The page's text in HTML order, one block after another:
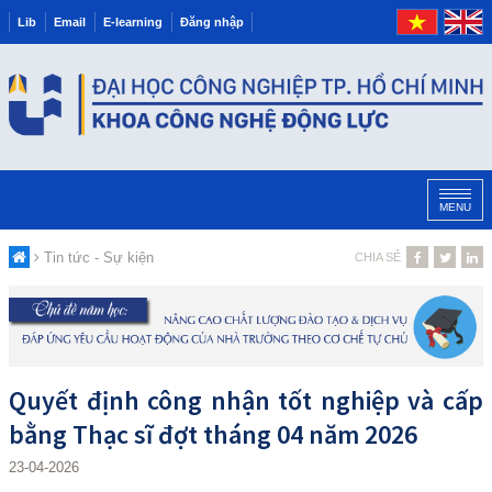
Lib Email E-learning Đăng nhập
MENU
Tin tức - Sự kiện CHIA SẺ
Quyết định công nhận tốt nghiệp và cấp
bằng Thạc sĩ đợt tháng 04 năm 2026
23-04-2026